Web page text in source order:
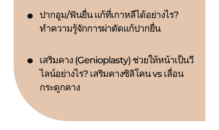
ปากอูม/ฟันยื่น แก้ที่เกาหลีได้อย่างไร?
ทำความรู้จักการผ่าตัดแก้ปากยื่น
เสริมคาง (Genioplasty) ช่วยให้หน้าเป็นวี
ไลน์อย่างไร? เสริมคางซิลิโคน vs เลื่อน
กระดูกคาง